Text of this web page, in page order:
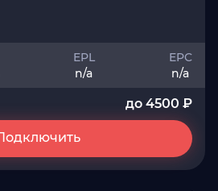
EPL
n/a
EPC
n/a
до 4500 ₽